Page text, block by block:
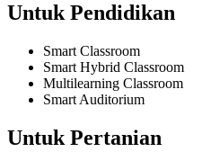
Untuk Pendidikan
Smart Classroom
Smart Hybrid Classroom
Multilearning Classroom
Smart Auditorium
Untuk Pertanian